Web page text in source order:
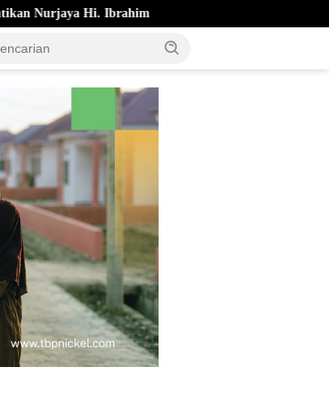
Pemkot Ternate Cairkan Bonus Atlet